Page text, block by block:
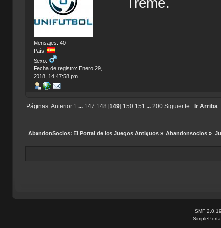
Mensajes: 40
País:
Sexo:
Fecha de registro: Enero 29,
2018, 14:47:58 pm
Treme.
Páginas:Anterior 1 ... 147 148 149] 150 151 ... 200 Siguiente Ir Arriba
AbandonSocios: El Portal de los Juegos Antiguos» Abandonsocios »
SMF 2.0.19